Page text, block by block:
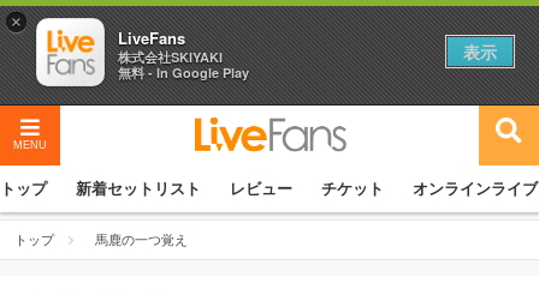
MENU
トップ 新着セットリスト レビュー チケット オンラインライブ
トップ 馬鹿の一つ覚え
×
LiveFans
株式会社SKIYAKI
無料 - In Google Play
表示